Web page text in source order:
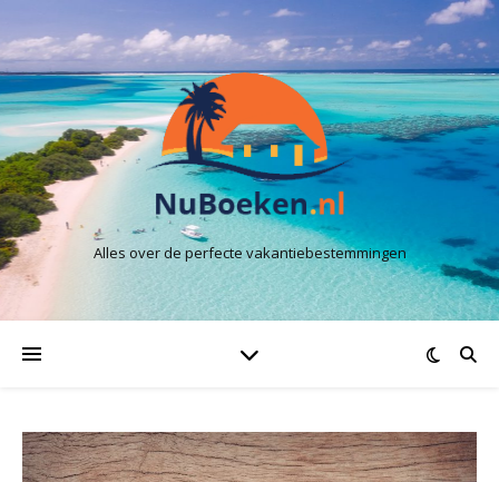
Alles over de perfecte vakantiebestemmingen